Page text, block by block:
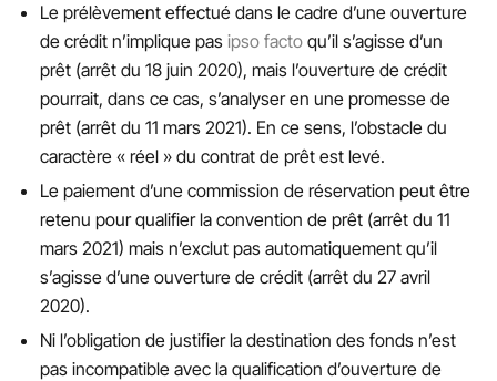
Le prélèvement effectué dans le cadre d’une ouverture
de crédit n’implique pasipso facto qu’il s’agisse d’un
prêt (arrêt du 18 juin 2020), mais l’ouverture de crédit
pourrait, dans ce cas, s’analyser en une promesse de
prêt (arrêt du 11 mars 2021). En ce sens, l’obstacle du
caractère « réel » du contrat de prêt est levé.
Le paiement d’une commission de réservation peut être
retenu pour qualifier la convention de prêt (arrêt du 11
mars 2021) mais n’exclut pas automatiquement qu’il
s’agisse d’une ouverture de crédit (arrêt du 27 avril
2020).
Ni l’obligation de justifier la destination des fonds n’est
pas incompatible avec la qualification d’ouverture de